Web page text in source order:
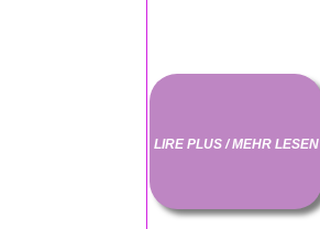
LIRE PLUS / MEHR LESEN